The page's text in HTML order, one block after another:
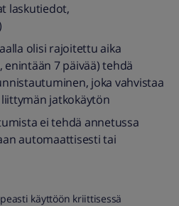
laskutiedot,
olisi rajoitettu aika
7 päivää) tehdä
joka vahvistaa
liittymän jatkokäytön
ei tehdä annetussa
automaattisesti tai
käyttöön kriittisessä